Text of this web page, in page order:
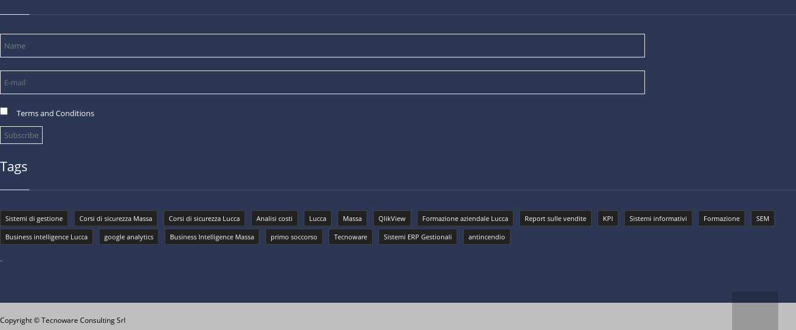
Terms and Conditions
Tags
Sistemi di gestione Corsi di sicurezza Massa Corsi di sicurezza Lucca Analisi costi Lucca Massa QlikView Formazione aziendale Lucca Report sulle vendite KPI Sistemi informativi Formazione SEM
Business intelligence Lucca google analytics Business Intelligence Massa primo soccorso Tecnoware Sistemi ERP Gestionali antincendio
-
Copyright © Tecnoware Consulting Srl